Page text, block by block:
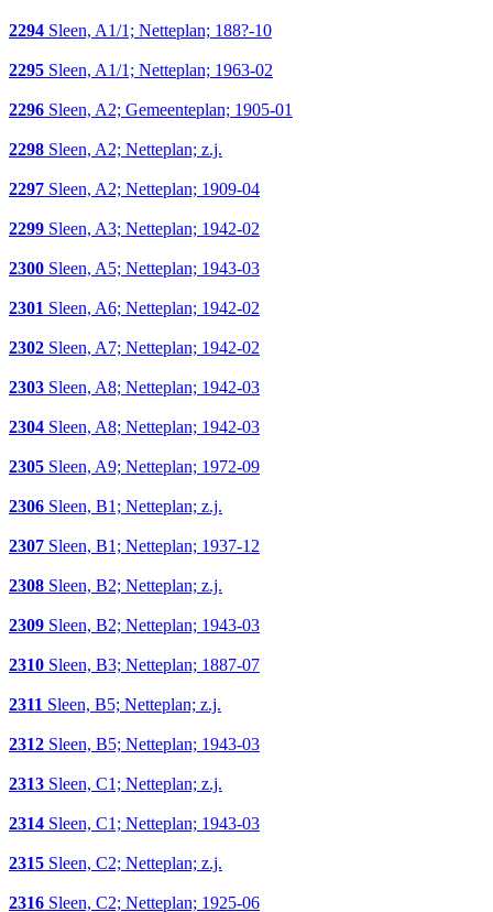
2294 Sleen, A1/1; Netteplan; 188?-10
2295 Sleen, A1/1; Netteplan; 1963-02
2296 Sleen, A2; Gemeenteplan; 1905-01
2298 Sleen, A2; Netteplan; z.j.
2297 Sleen, A2; Netteplan; 1909-04
2299 Sleen, A3; Netteplan; 1942-02
2300 Sleen, A5; Netteplan; 1943-03
2301 Sleen, A6; Netteplan; 1942-02
2302 Sleen, A7; Netteplan; 1942-02
2303 Sleen, A8; Netteplan; 1942-03
2304 Sleen, A8; Netteplan; 1942-03
2305 Sleen, A9; Netteplan; 1972-09
2306 Sleen, B1; Netteplan; z.j.
2307 Sleen, B1; Netteplan; 1937-12
2308 Sleen, B2; Netteplan; z.j.
2309 Sleen, B2; Netteplan; 1943-03
2310 Sleen, B3; Netteplan; 1887-07
2311 Sleen, B5; Netteplan; z.j.
2312 Sleen, B5; Netteplan; 1943-03
2313 Sleen, C1; Netteplan; z.j.
2314 Sleen, C1; Netteplan; 1943-03
2315 Sleen, C2; Netteplan; z.j.
2316 Sleen, C2; Netteplan; 1925-06